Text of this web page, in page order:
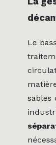
Le
sables